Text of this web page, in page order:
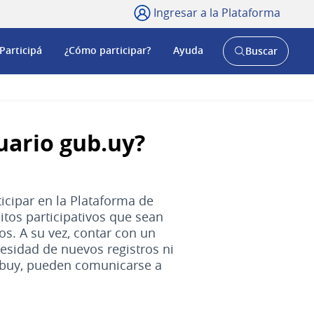
Ingresar a la Plataforma
Participá ¿Cómo participar? Ayuda
AbrirBuscar
gub.uy?
en la Plataforma de
participativos que sean
A su vez, contar con un
de nuevos registros ni
pueden comunicarse a